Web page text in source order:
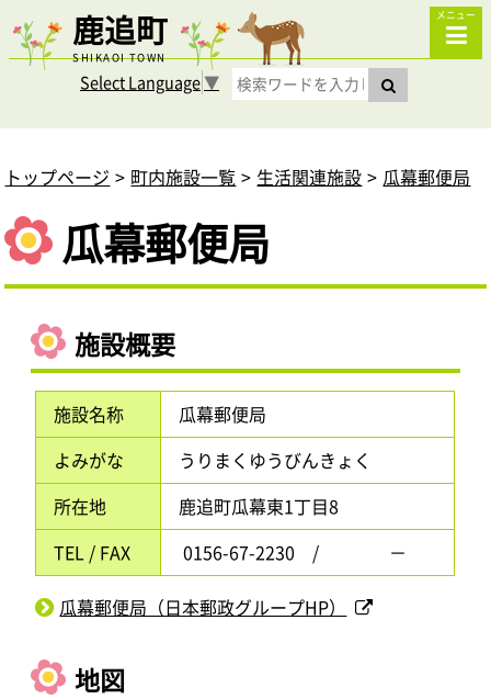
鹿追町
SHIKAOI TOWN
メニュー
Select Language▼
トップページ 町内施設一覧 生活関連施設 瓜幕郵便局
瓜幕郵便局
施設概要
施設名称
瓜幕郵便局
よみがな
うりまくゆうびんきょく
所在地
鹿追町瓜幕東1丁目8
TEL / FAX
0156-67-2230 / －
瓜幕郵便局（日本郵政グループHP）
地図